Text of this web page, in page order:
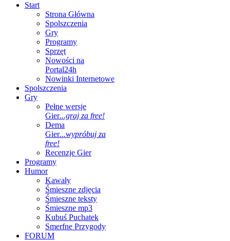
Start
Strona Główna
Spolszczenia
Gry
Programy
Sprzęt
Nowości na
Portal24h
Nowinki Internetowe
Spolszczenia
Gry
Pełne wersje
Gier...graj za free!
Dema
Gier...wypróbuj za
free!
Recenzje Gier
Programy
Humor
Kawały
Śmieszne zdjęcia
Śmieszne teksty
Śmieszne mp3
Kubuś Puchatek
Smerfne Przygody
FORUM